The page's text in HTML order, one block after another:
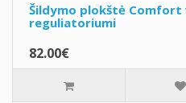
Šildymo plokštė Comfort
reguliatoriumi
82.00€